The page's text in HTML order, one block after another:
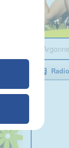
du Parc